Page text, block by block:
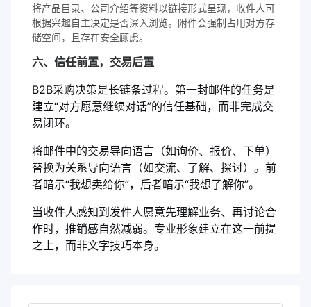
将产品目录、公司介绍等资料以链接形式呈现，收件人可
根据兴趣自主决定是否深入浏览。附件会强制占用对方存
储空间，且存在安全顾虑。
六、信任前置，交易后置
B2B采购决策是长链条过程。第一封邮件的任务是
建立“对方愿意继续对话”的信任基础，而非完成交
易闭环。
将邮件中的交易导向语言（如询价、报价、下单）
替换为关系导向语言（如交流、了解、探讨）。前
者暗示“我想卖给你”，后者暗示“我想了解你”。
当收件人感知到发件人愿意先理解业务、再讨论合
作时，推销感自然减弱。专业形象建立在这一前提
之上，而非文字技巧本身。